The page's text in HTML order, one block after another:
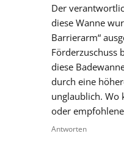
Der
diese Wanne
Barrierarm“
Förderzuschuss
diese
durch eine
unglaublich. Wo
oder
Antworten